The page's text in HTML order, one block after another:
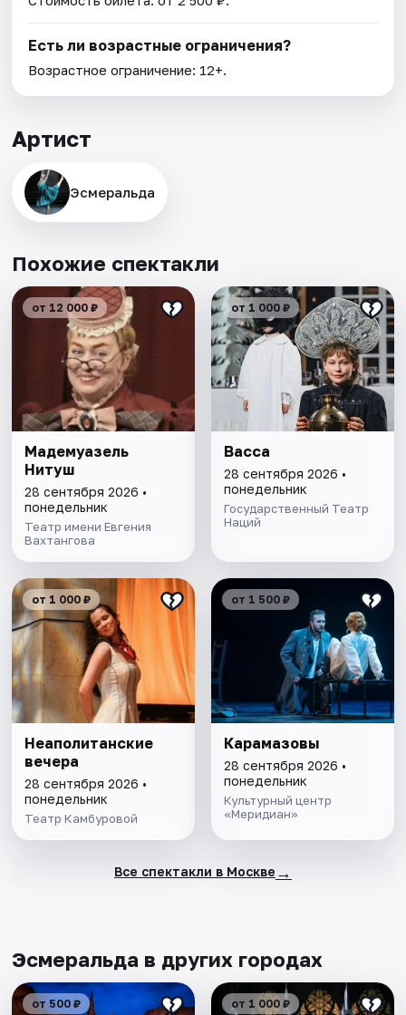
Есть ли возрастные ограничения?
Возрастное ограничение: 12+.
Артист
Эсмеральда
Похожие спектакли
от 12 000 ₽
Мадемуазель
Нитуш
28 сентября 2026 •
понедельник
Театр имени Евгения
Вахтангова
от 1 000 ₽
Васса
28 сентября 2026 •
понедельник
Государственный Театр
Наций
от 1 000 ₽
Неаполитанские
вечера
28 сентября 2026 •
понедельник
Театр Камбуровой
от 1 500 ₽
Карамазовы
28 сентября 2026 •
понедельник
Культурный центр
«Меридиан»
Все спектакли в Москве →
Эсмеральда в других городах
от 500 ₽ от 1 000 ₽